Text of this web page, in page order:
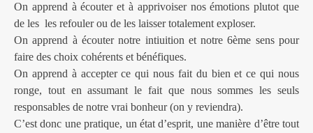
On apprend à écouter et à apprivoiser nos émotions plutot que
de les les refouler ou de les laisser totalement exploser.
On apprend à écouter notre intiuition et notre 6ème sens pour
faire des choix cohérents et bénéfiques.
On apprend à accepter ce qui nous fait du bien et ce qui nous
ronge, tout en assumant le fait que nous sommes les seuls
responsables de notre vrai bonheur (on y reviendra).
C’est donc une pratique, un état d’esprit, une manière d’être tout